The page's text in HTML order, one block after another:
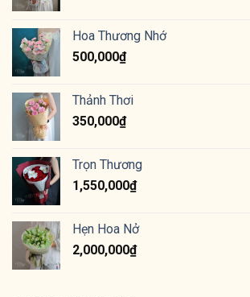
Hoa Thương Nhớ
500,000₫
Thảnh Thơi
350,000₫
Trọn Thương
1,550,000₫
Hẹn Hoa Nở
2,000,000₫